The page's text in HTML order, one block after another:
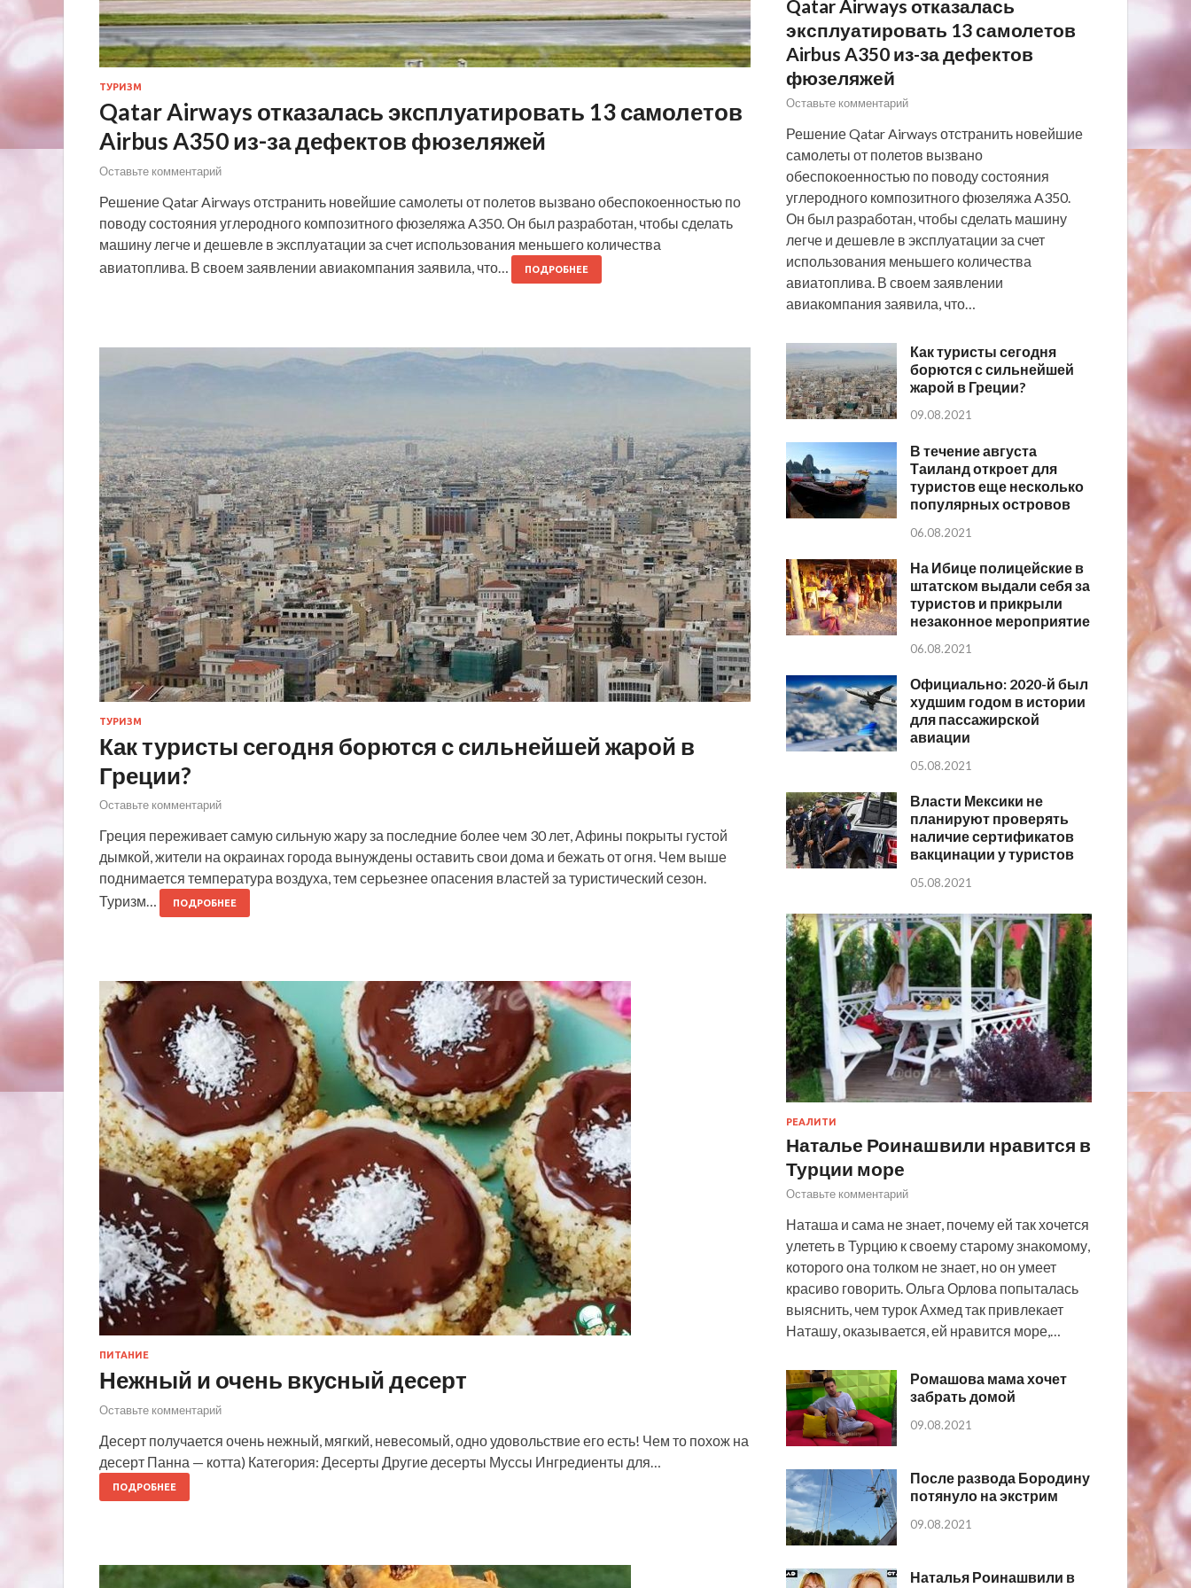
ТУРИЗМ
Qatar Airways отказалась эксплуатировать 13 самолетов
Airbus A350 из-за дефектов фюзеляжей
Оставьте комментарий
Решение Qatar Airways отстранить новейшие самолеты от полетов вызвано обеспокоенностью по
поводу состояния углеродного композитного фюзеляжа A350. Он был разработан, чтобы сделать
машину легче и дешевле в эксплуатации за счет использования меньшего количества
авиатоплива. В своем заявлении авиакомпания заявила, что…
ПОДРОБНЕЕ
ТУРИЗМ
Как туристы сегодня борются с сильнейшей жарой в
Греции?
Оставьте комментарий
Греция переживает самую сильную жару за последние более чем 30 лет, Афины покрыты густой
дымкой, жители на окраинах города вынуждены оставить свои дома и бежать от огня. Чем выше
поднимается температура воздуха, тем серьезнее опасения властей за туристический сезон.
Туризм…
ПОДРОБНЕЕ
ПИТАНИЕ
Нежный и очень вкусный десерт
Оставьте комментарий
Десерт получается очень нежный, мягкий, невесомый, одно удовольствие его есть! Чем то похож на
десерт Панна — котта) Категория: Десерты Другие десерты Муссы Ингредиенты для…
ПОДРОБНЕЕ
Qatar Airways отказалась
эксплуатировать 13 самолетов
Airbus A350 из-за дефектов
фюзеляжей
Оставьте комментарий
Решение Qatar Airways отстранить новейшие
самолеты от полетов вызвано
обеспокоенностью по поводу состояния
углеродного композитного фюзеляжа A350.
Он был разработан, чтобы сделать машину
легче и дешевле в эксплуатации за счет
использования меньшего количества
авиатоплива. В своем заявлении
авиакомпания заявила, что…
Как туристы сегодня
борются с сильнейшей
жарой в Греции?
09.08.2021
В течение августа
Таиланд откроет для
туристов еще несколько
популярных островов
06.08.2021
На Ибице полицейские в
штатском выдали себя за
туристов и прикрыли
незаконное мероприятие
06.08.2021
Официально: 2020-й был
худшим годом в истории
для пассажирской
авиации
05.08.2021
Власти Мексики не
планируют проверять
наличие сертификатов
вакцинации у туристов
05.08.2021
РЕАЛИТИ
Наталье Роинашвили нравится в
Турции море
Оставьте комментарий
Наташа и сама не знает, почему ей так хочется
улететь в Турцию к своему старому знакомому,
которого она толком не знает, но он умеет
красиво говорить. Ольга Орлова попыталась
выяснить, чем турок Ахмед так привлекает
Наташу, оказывается, ей нравится море,…
Ромашова мама хочет
забрать домой
09.08.2021
После развода Бородину
потянуло на экстрим
09.08.2021
Наталья Роинашвили в